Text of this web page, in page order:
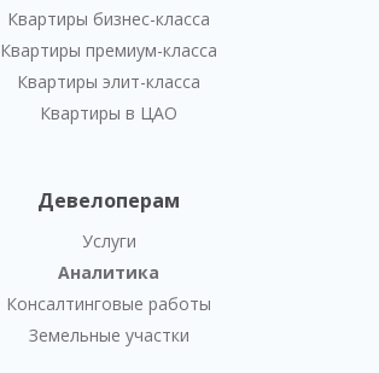
Квартиры бизнес-класса
Квартиры премиум-класса
Квартиры элит-класса
Квартиры в ЦАО
Девелоперам
Услуги
Аналитика
Консалтинговые работы
Земельные участки